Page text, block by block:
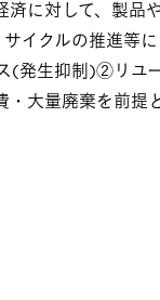
に対して、製
イクルの推進等
発生抑制)②リ
大量廃棄を前